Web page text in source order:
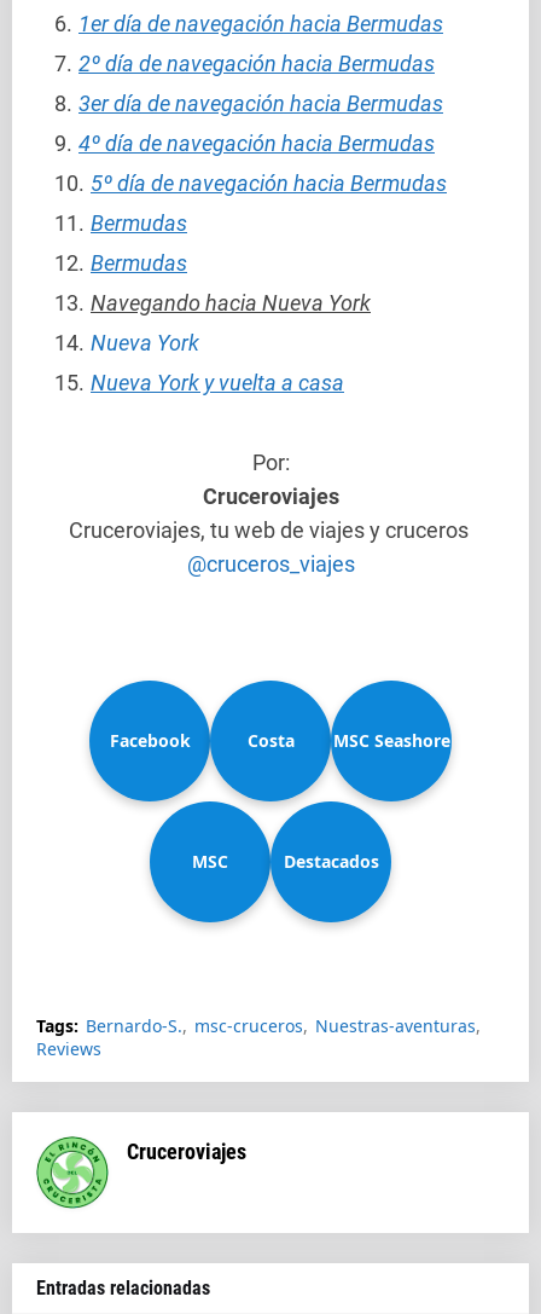
1er día de navegación hacia Bermudas
2º día de navegación hacia Bermudas
3er día de navegación hacia Bermudas
4º día de navegación hacia Bermudas
5º día de navegación hacia Bermudas
Bermudas
Bermudas
Navegando hacia Nueva York
Nueva York
Nueva York y vuelta a casa
Por:
Cruceroviajes
Cruceroviajes, tu web de viajes y cruceros
@cruceros_viajes
Facebook Costa
Diadema
MSC Seashore
MSC Destacados
Tags: Bernardo-S. msc-cruceros
Nuestras-aventuras
Reviews
Cruceroviajes
Entradas relacionadas